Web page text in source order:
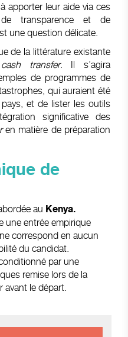
apporter leur aide via ces
transparence et de
une question délicate.
de la littérature existante
cash transfer. Il s’agira
de programmes de
qui auraient été
et de lister les outils
significative des
en matière de préparation
de
au Kenya.
une entrée empirique
correspond en aucun
du candidat.
par une
remise lors de la
avant le départ.